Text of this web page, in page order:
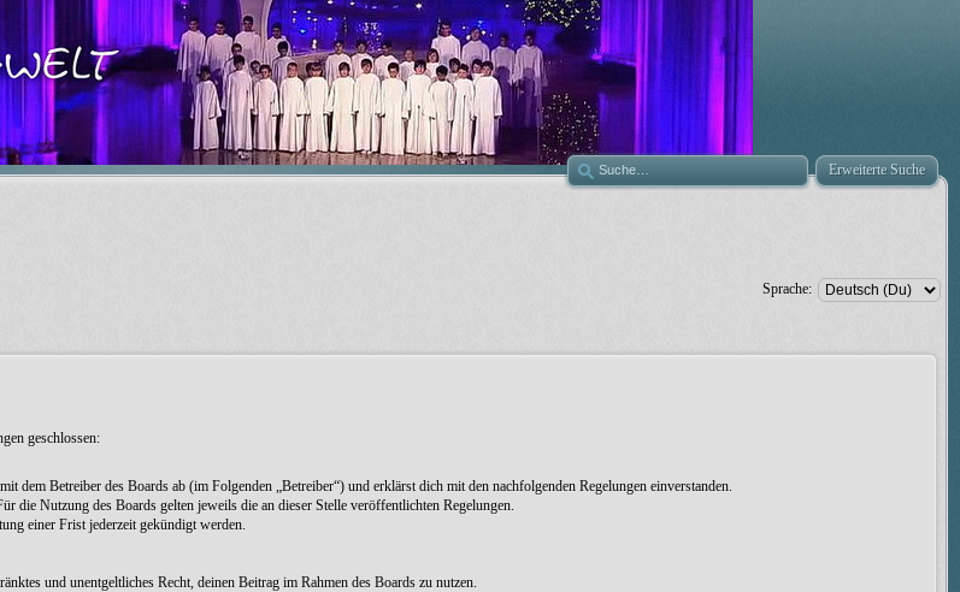
Erweiterte Suche
Sprache:
geschlossen:
Betreiber des Boards ab (im Folgenden „Betreiber“) und erklärst dich mit den nachfolgenden Regelungen einverstanden.
die Nutzung des Boards gelten jeweils die an dieser Stelle veröffentlichten Regelungen.
einer Frist jederzeit gekündigt werden.
und unentgeltliches Recht, deinen Beitrag im Rahmen des Boards zu nutzen.